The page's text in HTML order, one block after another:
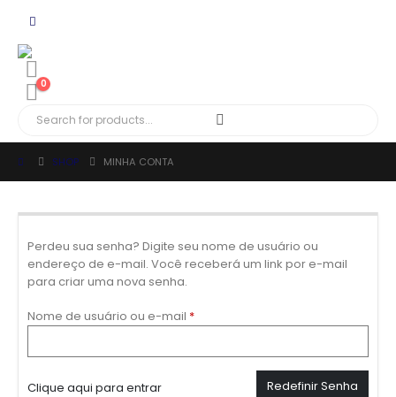
0
SHOP MINHA CONTA
Perdeu sua senha? Digite seu nome de usuário ou
endereço de e-mail. Você receberá um link por e-mail
para criar uma nova senha.
Nome de usuário ou e-mail *
Clique aqui para entrar Redefinir Senha